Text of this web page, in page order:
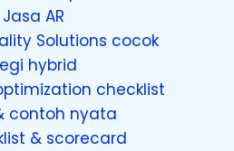
AR
Solutions cocok
hybrid
checklist
contoh nyata
& scorecard